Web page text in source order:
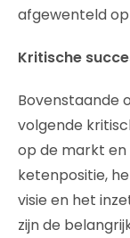
afgewenteld
Kritische
Bovenstaande
volgende
op de markt
ketenpositie,
visie en het
zijn de